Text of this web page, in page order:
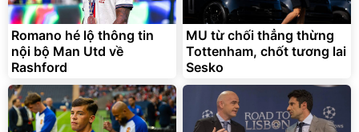
Romano hé lộ thông tin
nội bộ Man Utd về
Rashford
MU từ chối thẳng thừng
Tottenham, chốt tương lai
Sesko